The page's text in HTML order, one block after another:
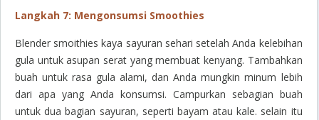
Langkah 7: Mengonsumsi Smoothies
Blender smoithies kaya sayuran sehari setelah Anda kelebihan
gula untuk asupan serat yang membuat kenyang. Tambahkan
buah untuk rasa gula alami, dan Anda mungkin minum lebih
dari apa yang Anda konsumsi. Campurkan sebagian buah
untuk dua bagian sayuran, seperti bayam atau kale. selain itu